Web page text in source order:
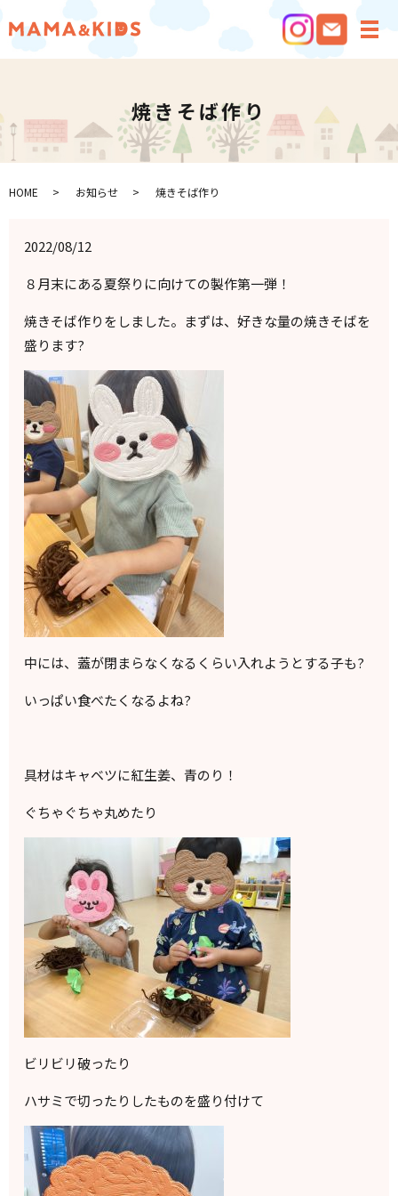
メ
焼きそば作り
HOME お知らせ 焼きそば作り
2022/08/12
８月末にある夏祭りに向けての製作第一弾！
焼きそば作りをしました。まずは、好きな量の焼きそばを
盛ります?
中には、蓋が閉まらなくなるくらい入れようとする子も?
いっぱい食べたくなるよね?
具材はキャベツに紅生姜、青のり！
ぐちゃぐちゃ丸めたり
ビリビリ破ったり
ハサミで切ったりしたものを盛り付けて